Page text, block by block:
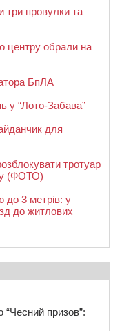
три провулки та
центру обрали на
БпЛА
у “Лото-Забава”
для
тротуар
(ФОТО)
до 3 метрів: у
до житлових
призов”: